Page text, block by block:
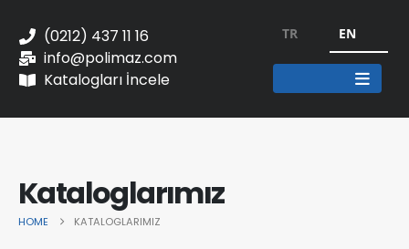
(0212) 437 11 16
info@polimaz.com
Katalogları İncele
TR EN
Kataloglarımız
HOME KATALOGLARIMIZ